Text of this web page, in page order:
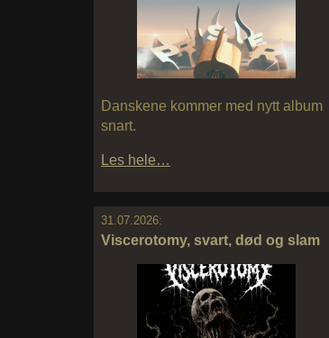
Danskene kommer med nytt album
snart.
Les hele…
31.07.2026:
Viscerotomy, svart, død og slam